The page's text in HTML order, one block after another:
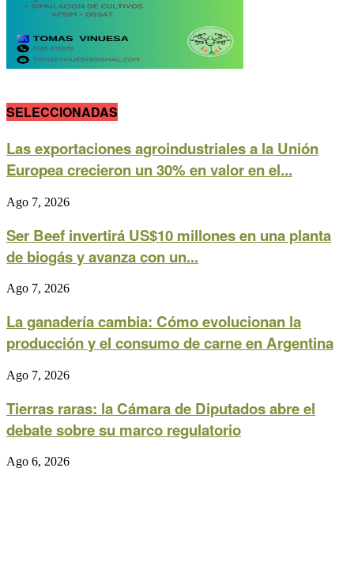
SELECCIONADAS
Las exportaciones agroindustriales a la Unión
Europea crecieron un 30% en valor en el...
Ago 7, 2026
Ser Beef invertirá US$10 millones en una planta
de biogás y avanza con un...
Ago 7, 2026
La ganadería cambia: Cómo evolucionan la
producción y el consumo de carne en Argentina
Ago 7, 2026
Tierras raras: la Cámara de Diputados abre el
debate sobre su marco regulatorio
Ago 6, 2026